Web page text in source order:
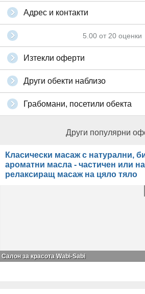
Адрес и контакти
5.00 от 20 оценки
Изтекли оферти
Други обекти наблизо
Грабомани, посетили обекта
Други популярни
Класически масаж с натурални,
ароматни масла - частичен или
релаксиращ масаж на цяло тяло
Салон за красота Wabi-Sabi